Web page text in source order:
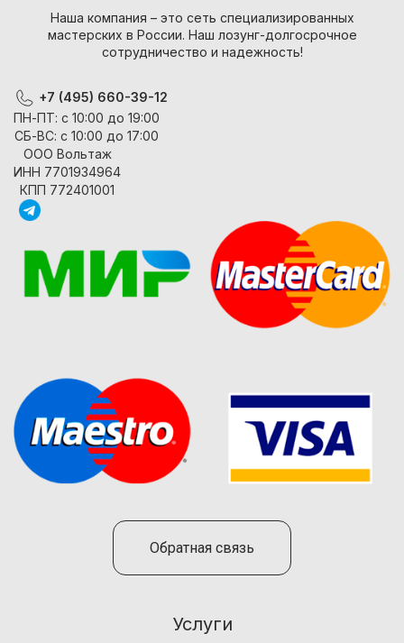
Наша компания – это сеть специализированных
мастерских в России. Наш лозунг-долгосрочное
сотрудничество и надежность!
+7 (495) 660-39-12
ПН-ПТ: с 10:00 до 19:00
СБ-ВС: с 10:00 до 17:00
ООО Вольтаж
ИНН 7701934964
КПП 772401001
Обратная связь
Услуги